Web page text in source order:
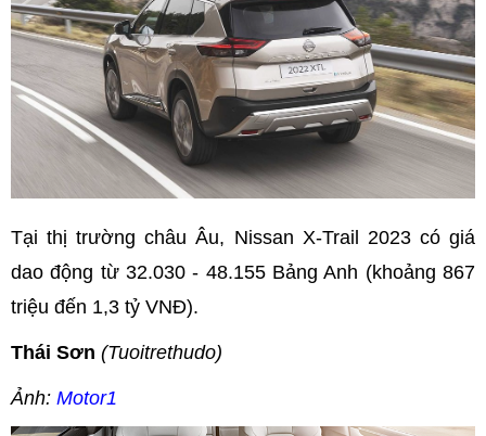
Tại thị trường châu Âu, Nissan X-Trail 2023 có giá
dao động từ 32.030 - 48.155 Bảng Anh (khoảng 867
triệu đến 1,3 tỷ VNĐ).
Thái Sơn (Tuoitrethudo)
Ảnh: Motor1